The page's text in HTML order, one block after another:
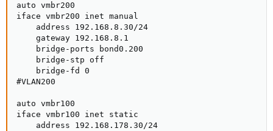
auto vmbr200
iface vmbr200 inet manual
    address 192.168.8.30/24
    gateway 192.168.8.1
    bridge-ports bond0.200
    bridge-stp off
    bridge-fd 0
#VLAN200
auto vmbr100
iface vmbr100 inet static
    address 192.168.178.30/24